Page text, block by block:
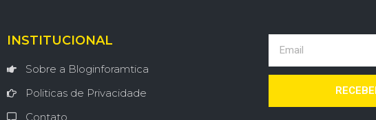
INSTITUCIONAL
Sobre a Bloginforamtica
Politicas de Privacidade
Contato